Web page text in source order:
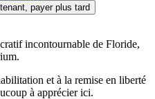
payer plus tard
incontournable de Floride,
et à la remise en liberté
à apprécier ici.